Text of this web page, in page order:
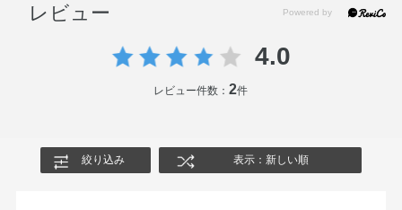
レビュー
4.0
レビュー件数：2件
絞り込み 表示：新しい順